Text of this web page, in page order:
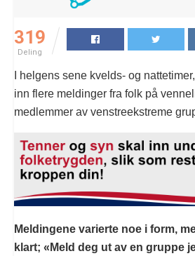
319
Deling
I helgens sene kvelds- og
inn flere meldinger fra folk på
medlemmer av venstreekstreme
Meldingene varierte noe i form,
klart; «Meld deg ut av en gruppe